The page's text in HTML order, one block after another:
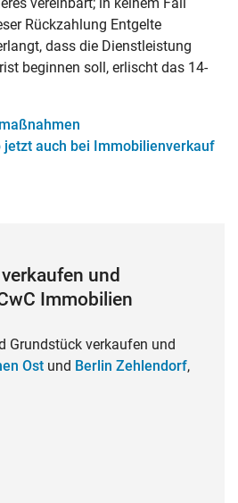
Rückzahlung Entgelte
dass die Dienstleistung
beginnen soll, erlischt das 14-
auch bei Immobilienverkauf
und
Immobilien
Grundstück verkaufen und
Ost und Berlin Zehlendorf,